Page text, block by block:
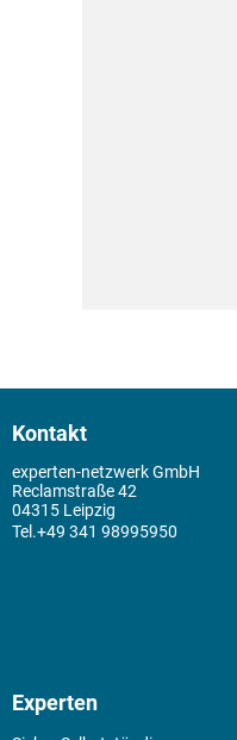
Kontakt
experten-netzwerk GmbH
Reclamstraße 42
04315 Leipzig
+49 341 98995950
Experten